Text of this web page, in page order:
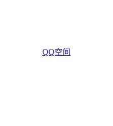
QQ空间